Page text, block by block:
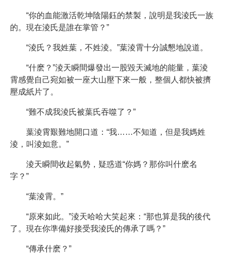
“你的血能激活乾坤陰陽鈺的禁製，說明是我淩氏一族
的。現在淩氏是誰在掌管？”
“淩氏？我姓葉，不姓淩。”葉淩霄十分誠懇地說道。
“什麽？”淩天瞬間爆發出一股毀天滅地的能量，葉淩
霄感覺自己宛如被一座大山壓下來一般，整個人都快被擠
壓成紙片了。
“難不成我淩氏被葉氏吞噬了？”
葉淩霄艱難地開口道：“我……不知道，但是我媽姓
淩，叫淩如意。”
淩天瞬間收起氣勢，疑惑道“你媽？那你叫什麽名
字？”
“葉淩霄。”
“原來如此。”淩天哈哈大笑起來：“那也算是我的後代
了。現在你準備好接受我淩氏的傳承了嗎？”
“傳承什麽？”